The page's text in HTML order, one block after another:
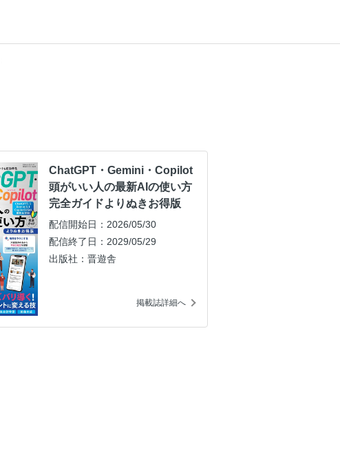
ChatGPT・Gemini・Copilot
頭がいい人の最新AIの使い方
完全ガイドよりぬきお得版
配信開始日：2026/05/30
配信終了日：2029/05/29
出版社：晋遊舎
掲載誌詳細へ